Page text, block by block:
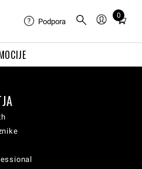
Podpora
0
Total
cart: